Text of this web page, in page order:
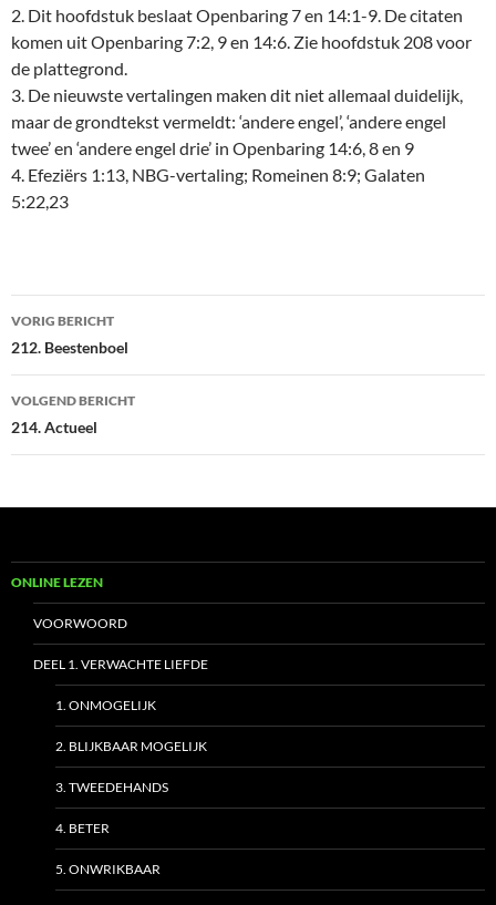
2. Dit hoofdstuk beslaat Openbaring 7 en 14:1-9. De citaten
komen uit Openbaring 7:2, 9 en 14:6. Zie hoofdstuk 208 voor
de plattegrond.
3. De nieuwste vertalingen maken dit niet allemaal duidelijk,
maar de grondtekst vermeldt: ‘andere engel’, ‘andere engel
twee’ en ‘andere engel drie’ in Openbaring 14:6, 8 en 9
4. Efeziërs 1:13, NBG-vertaling; Romeinen 8:9; Galaten
5:22,23
Bericht
navigatie
VORIG BERICHT
212. Beestenboel
VOLGEND BERICHT
214. Actueel
ONLINE LEZEN
VOORWOORD
DEEL 1. VERWACHTE LIEFDE
1. ONMOGELIJK
2. BLIJKBAAR MOGELIJK
3. TWEEDEHANDS
4. BETER
5. ONWRIKBAAR